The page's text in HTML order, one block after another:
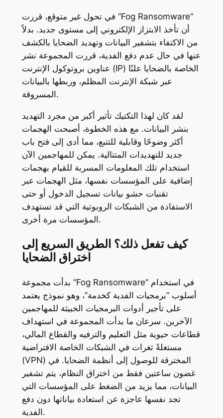
في تحول غير متوقع، قررت “Fog Ransomware”
أن تأخذ الابتزاز الإلكتروني إلى مستوى جديد. بدلاً
من الاكتفاء بتشفير البيانات وتهديد الضحايا بالكشف
عنها في حال عدم دفع الفدية، قررت المجموعة نشر
عناوين بروتوكول الإنترنت (IP) الخاصة بالضحايا علنًا
عبر شبكة الإنترنت المظلم، وربطها بالبيانات
المسروقة.
لقد كان لهذا التكتيك تأثير أكبر من مجرد التهديد
بنشر البيانات. مع هذه الخطوة، أصبحت الهجمات
أكثر وضوحًا وقابلية للتتبع، مما أدى إلى فتح باب
جديد للتهديدات المتتالية. يمكن للمهاجمين الآن
استخدام تلك المعلومات المسربة للقيام بهجمات
إضافية على المؤسسات نفسها، مثل الهجمات عبر
تقنيات حشو بيانات تسجيل الدخول أو حتى
الاستفادة من الشبكات الروبوتية التي قد تستهدف
المؤسسات مرة أخرى.
كيف تفعل ذلك؟ الطريق السريع إلى
اختراق الضحايا
بدأت مجموعة “Fog Ransomware” في استخدام
أسلوب “برمجيات الفدية كخدمة”، وهو نموذج يعتمد
على تأجير أدوات البرمجيات الخبيثة للمهاجمين
الآخرين. سرعان ما بدأت المجموعة في استهداف
قطاعات حيوية مثل التعليم والترفيه والقطاع المالي،
مستغلةً ثغرات في الشبكات الخاصة الافتراضية
(VPN) المخترقة للوصول إلى أنظمة الضحايا. في
غضون ساعتين فقط من اختراق النظام، يتم تشفير
البيانات، مما يزيد من الضغط على المؤسسات التي
تجد نفسها عاجزة عن استعادة بياناتها دون دفع
الفدية.